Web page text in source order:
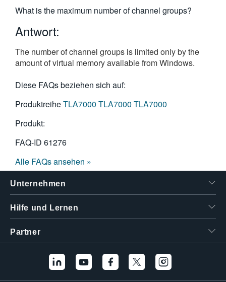
简体中文
日本語
한국어
繁體中文
What is the maximum number of channel groups?
Antwort:
The number of channel groups is limited only by the
amount of virtual memory available from Windows.
Diese FAQs beziehen sich auf:
ProduktreiheTLA7000 TLA7000 TLA7000
Produkt:
FAQ-ID 61276
Alle FAQs ansehen »
Unternehmen
Hilfe und Lernen
Partner